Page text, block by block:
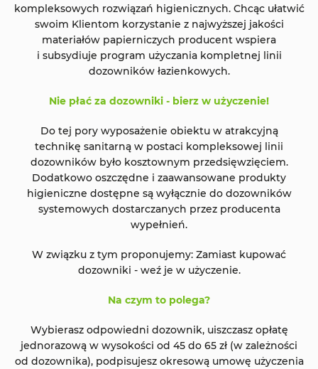
kompleksowych rozwiązań higienicznych. Chcąc ułatwić
swoim Klientom korzystanie z najwyższej jakości
materiałów papierniczych producent wspiera
i subsydiuje program użyczania kompletnej linii
dozowników łazienkowych.
Nie płać za dozowniki - bierz w użyczenie!
Do tej pory wyposażenie obiektu w atrakcyjną
technikę sanitarną w postaci kompleksowej linii
dozowników było kosztownym przedsięwzięciem.
Dodatkowo oszczędne i zaawansowane produkty
higieniczne dostępne są wyłącznie do dozowników
systemowych dostarczanych przez producenta
wypełnień.
W związku z tym proponujemy: Zamiast kupować
dozowniki - weź je w użyczenie.
Na czym to polega?
Wybierasz odpowiedni dozownik, uiszczasz opłatę
jednorazową w wysokości od 45 do 65 zł (w zależności
od dozownika), podpisujesz okresową umowę użyczenia